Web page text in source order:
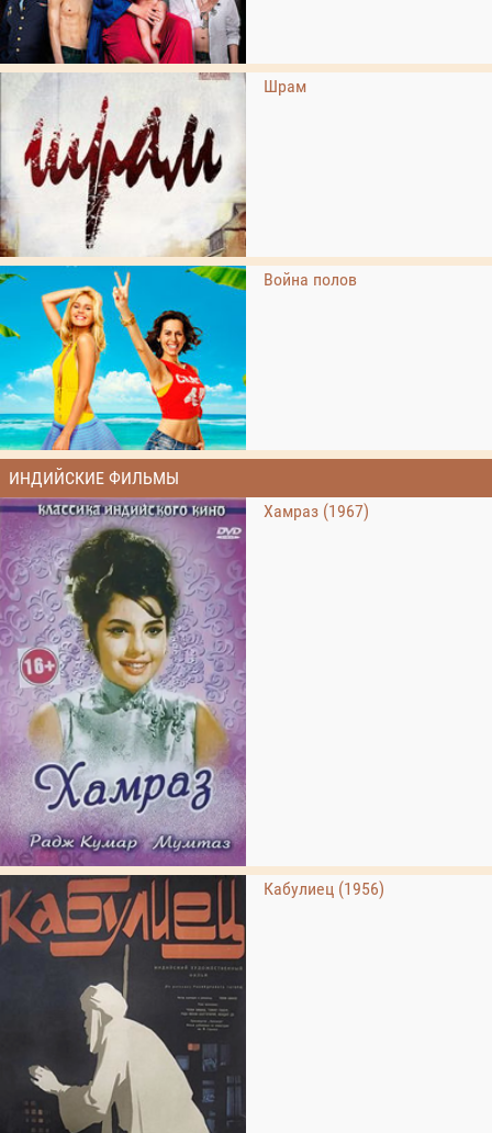
Шрам
Война полов
ИНДИЙСКИЕ ФИЛЬМЫ
Хамраз (1967)
Кабулиец (1956)